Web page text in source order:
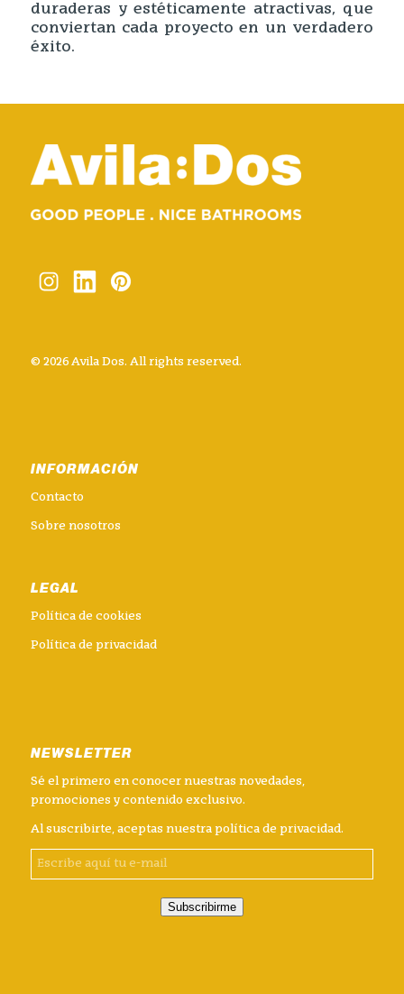
duraderas y estéticamente atractivas, que
conviertan cada proyecto en un verdadero
éxito.
© 2026 Avila Dos. All rights reserved.
INFORMACIÓN
Contacto
Sobre nosotros
LEGAL
Política de cookies
Política de privacidad
NEWSLETTER
Sé el primero en conocer nuestras novedades,
promociones y contenido exclusivo.
Al suscribirte, aceptas nuestra política de privacidad.
Subscribirme